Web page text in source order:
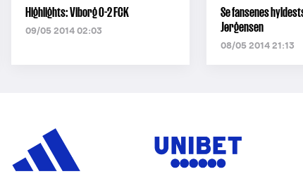
Highlights: Viborg 0-2 FCK
09/05 2014 02:03
Se fansenes
Jørgensen
08/05 2014 21:13